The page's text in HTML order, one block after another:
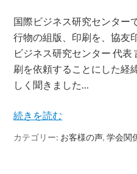
国際ビジネス研究センター
行物の組版、印刷を、協友
ビジネス研究センター 代表
刷を依頼することにした経
しく聞きました…
続きを読む
カテゴリー: お客様の声,学会関